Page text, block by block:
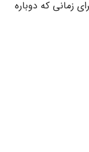
زمانی که دوباره